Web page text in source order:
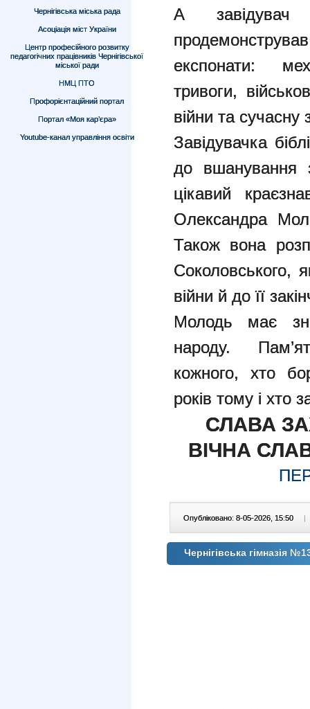
Чернігівська міська рада
Асоціація міст України
Центр професійного розвитку
педагогічних працівників Чернігівської
міської ради
НМЦ ПТО
Профорієнтаційний портал
Портал «Моя кар’єра»
Youtube-канал управління освіти
А
експонати:
тривоги,
війни та сучасну
Завідувачка
до вшанування
цікавий
Олександра
Також вона
Соколовського,
війни й до її
Молодь має
народу.
кожного, хто
років тому і хто
СЛАВА
ВІЧНА
Опубліковано: 8-05-2026, 15:50 |
Чернігівська гімназія